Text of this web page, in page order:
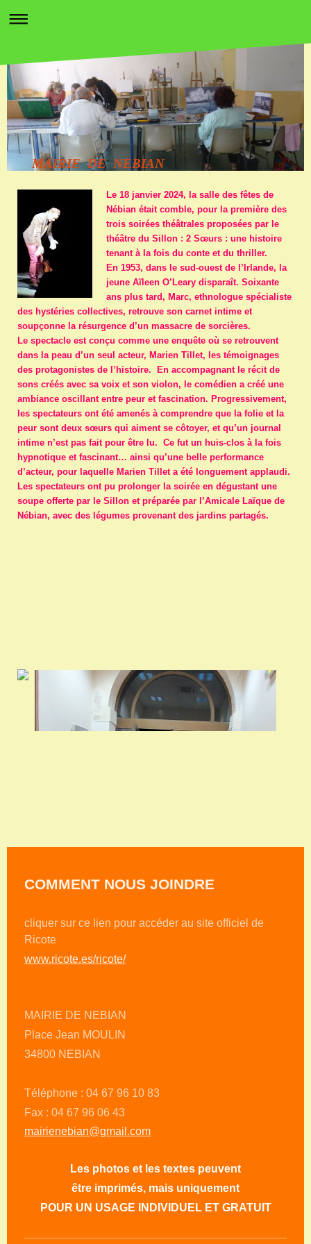
MAIRIE DE NEBIAN
Le 18 janvier 2024, la salle des fêtes de
Nébian était comble, pour la première des
trois soirées théâtrales proposées par le
théâtre du Sillon : 2 Sœurs : une histoire
tenant à la fois du conte et du thriller.
En 1953, dans le sud-ouest de l’Irlande, la
jeune Aïleen O’Leary disparaît. Soixante
ans plus tard, Marc, ethnologue spécialiste
des hystéries collectives, retrouve son carnet intime et
soupçonne la résurgence d’un massacre de sorcières.
Le spectacle est conçu comme une enquête où se retrouvent
dans la peau d’un seul acteur, Marien Tillet, les témoignages
des protagonistes de l’histoire. En accompagnant le récit de
sons créés avec sa voix et son violon, le comédien a créé une
ambiance oscillant entre peur et fascination. Progressivement,
les spectateurs ont été amenés à comprendre que la folie et la
peur sont deux sœurs qui aiment se côtoyer, et qu’un journal
intime n’est pas fait pour être lu. Ce fut un huis-clos à la fois
hypnotique et fascinant… ainsi qu’une belle performance
d’acteur, pour laquelle Marien Tillet a été longuement applaudi.
Les spectateurs ont pu prolonger la soirée en dégustant une
soupe offerte par le Sillon et préparée par l’Amicale Laïque de
Nébian, avec des légumes provenant des jardins partagés.
COMMENT NOUS JOINDRE
cliquer sur ce lien pour accéder au site officiel de
Ricote
www.ricote.es/ricote/
MAIRIE DE NEBIAN
Place Jean MOULIN
34800 NEBIAN
Téléphone : 04 67 96 10 83
Fax : 04 67 96 06 43
mairienebian@gmail.com
Les photos et les textes peuvent
être imprimés, mais uniquement
POUR UN USAGE INDIVIDUEL ET GRATUIT